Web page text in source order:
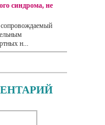
синдрома, не
н...